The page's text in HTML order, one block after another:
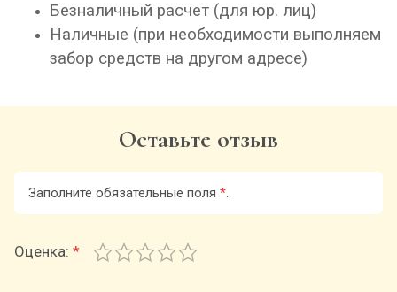
Безналичный расчет (для юр. лиц)
Наличные (при необходимости выполняем
забор средств на другом адресе)
Оставьте отзыв
Заполните обязательные поля *.
Оценка: *